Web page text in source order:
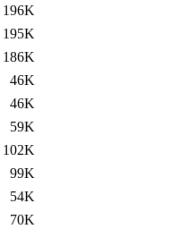
196K
195K
186K
46K
46K
59K
102K
99K
54K
70K